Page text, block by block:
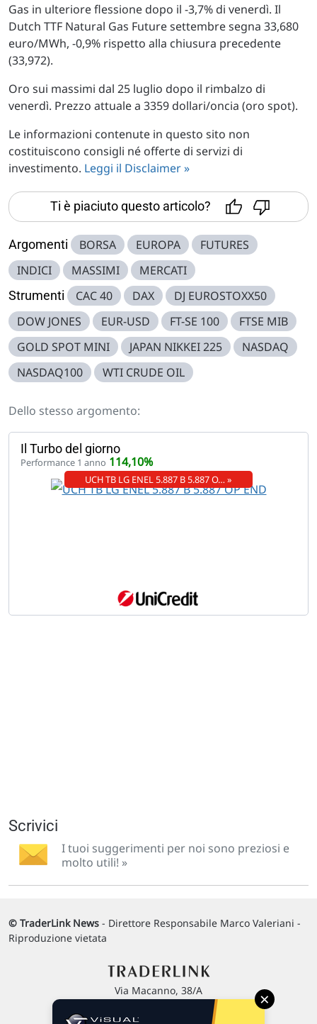
Gas in ulteriore flessione dopo il -3,7% di venerdì. Il
Dutch TTF Natural Gas Future settembre segna 33,680
euro/MWh, -0,9% rispetto alla chiusura precedente
(33,972).
Oro sui massimi dal 25 luglio dopo il rimbalzo di
venerdì. Prezzo attuale a 3359 dollari/oncia (oro spot).
Le informazioni contenute in questo sito non
costituiscono consigli né offerte di servizi di
investimento. Leggi il Disclaimer »
Ti è piaciuto questo articolo?
Argomenti BORSA EUROPA
FUTURES
INDICI
MASSIMI MERCATI
Strumenti CAC 40 DAX
DJ EUROSTOXX50
DOW JONES
EUR-USD FT-SE 100
FTSE MIB
GOLD SPOT MINI
JAPAN NIKKEI 225
NASDAQ
NASDAQ100
WTI CRUDE OIL
Dello stesso argomento:
Il Turbo del giorno
Performance 1 anno 114,10%
UCH TB LG ENEL 5.887 B 5.887 O… »
Scrivici
I tuoi suggerimenti per noi sono preziosi e
molto utili! »
© TraderLink News - Direttore Responsabile Marco Valeriani -
Riproduzione vietata
Via Macanno, 38/A
P.IVA 02 452 460 401
×